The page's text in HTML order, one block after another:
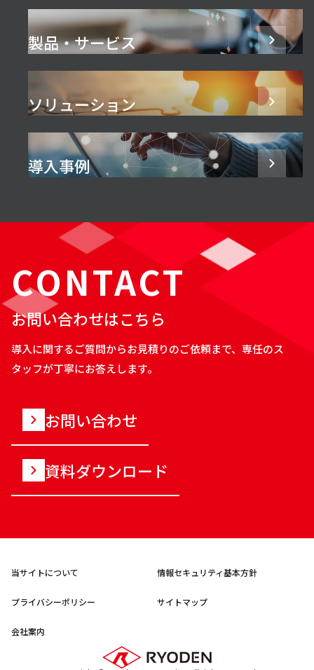
製品・サービス
ソリューション
導入事例
CONTACT
お問い合わせはこちら
導入に関するご質問からお見積りのご依頼まで、専任のス
タッフが丁寧にお答えします。
お問い合わせ
資料ダウンロード
当サイトについて 情報セキュリティ基本方針
プライバシーポリシー サイトマップ
会社案内